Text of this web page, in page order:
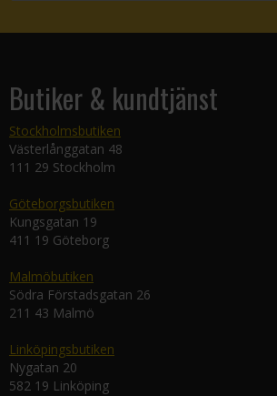
Butiker & kundtjänst
Stockholmsbutiken
Västerlånggatan 48
111 29 Stockholm
Göteborgsbutiken
Kungsgatan 19
411 19 Göteborg
Malmöbutiken
Södra Förstadsgatan 26
211 43 Malmö
Linköpingsbutiken
Nygatan 20
582 19 Linköping